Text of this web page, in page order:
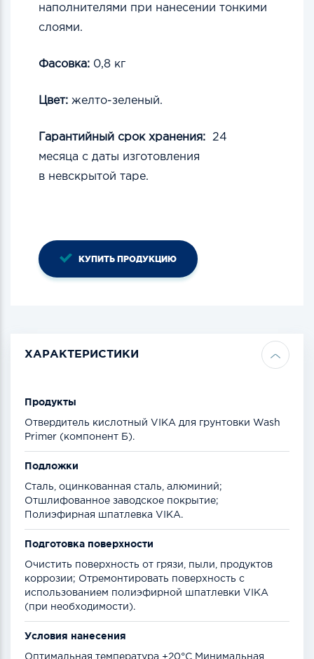
наполнителями при нанесении тонкими
слоями.
Фасовка: 0,8 кг
Цвет: желто-зеленый.
Гарантийный срок хранения:
24
месяца с даты изготовления
в невcкрытой таре.
КУПИТЬ ПРОДУКЦИЮ
ХАРАКТЕРИСТИКИ
Продукты
Отвердитель кислотный VIKA для грунтовки Wash
Primer (компонент Б).
Подложки
Сталь, оцинкованная сталь, алюминий;
Отшлифованное заводское покрытие;
Полиэфирная шпатлевка VIKA.
Подготовка поверхности
Очистить поверхность от грязи, пыли, продуктов
коррозии; Отремонтировать поверхность с
использованием полиэфирной шпатлевки VIKA
(при необходимости).
Условия нанесения
Оптимальная температура +20°С Минимальная